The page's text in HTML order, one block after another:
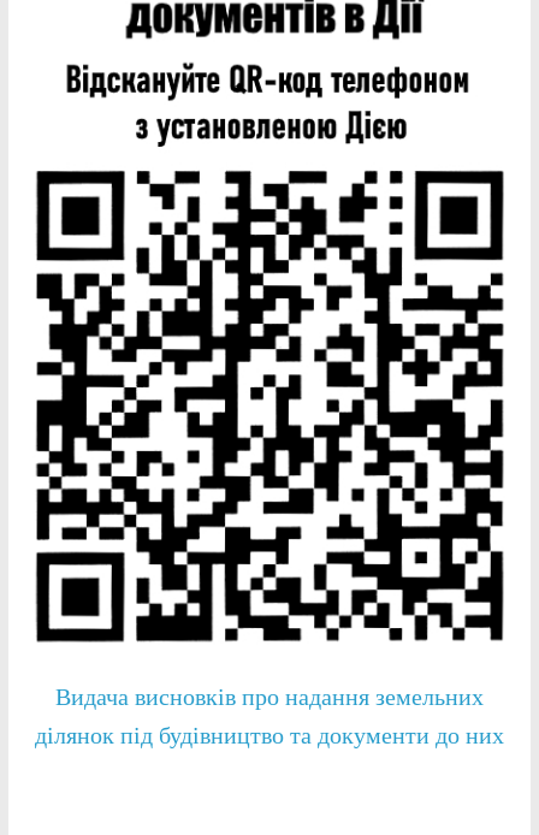
Видача висновків про надання земельних
ділянок під будівництво та документи до них